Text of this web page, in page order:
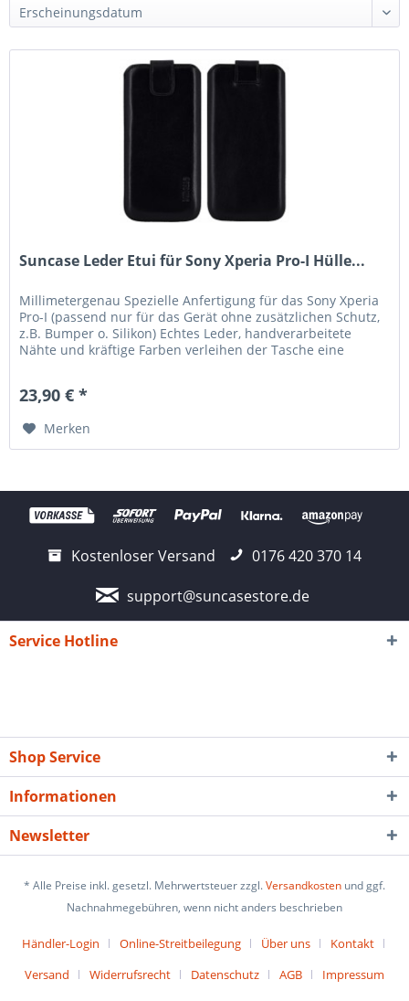
Suncase Leder Etui für Sony Xperia Pro-I Hülle...
Millimetergenau Spezielle Anfertigung für das Sony Xperia
Pro-I (passend nur für das Gerät ohne zusätzlichen Schutz,
z.B. Bumper o. Silikon) Echtes Leder, handverarbeitete
Nähte und kräftige Farben verleihen der Tasche eine
23,90 € *
Merken
Kostenloser Versand
0176 420 370 14
support@suncasestore.de
Service Hotline
Shop Service
Informationen
Newsletter
* Alle Preise inkl. gesetzl. Mehrwertsteuer zzgl.Versandkosten und ggf.
Nachnahmegebühren, wenn nicht anders beschrieben
Händler-Login Online-Streitbeilegung Über uns
Kontakt
Versand
Widerrufsrecht Datenschutz AGB Impressum